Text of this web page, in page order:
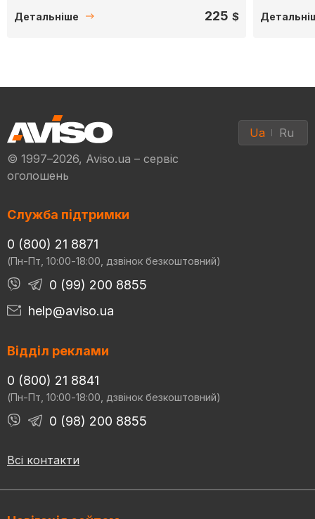
Детальніше 225 $
© 1997–2026, Aviso.ua – сервіс
оголошень
Ua Ru
Служба підтримки
0 (800) 21 8871
(Пн-Пт, 10:00-18:00, дзвінок безкоштовний)
0 (99) 200 8855
help@aviso.ua
Відділ реклами
0 (800) 21 8841
(Пн-Пт, 10:00-18:00, дзвінок безкоштовний)
0 (98) 200 8855
Всі контакти